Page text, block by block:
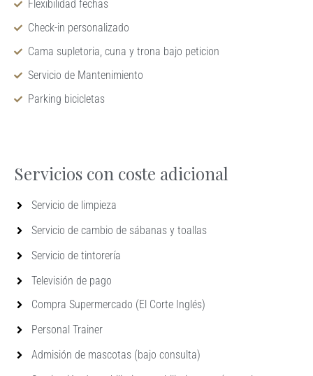
Flexibilidad fechas
Check-in personalizado
Cama supletoria, cuna y trona bajo peticion
Servicio de Mantenimiento
Parking bicicletas
Servicios con coste adicional
Servicio de limpieza
Servicio de cambio de sábanas y toallas
Servicio de tintorería
Televisión de pago
Compra Supermercado (El Corte Inglés)
Personal Trainer
Admisión de mascotas (bajo consulta)